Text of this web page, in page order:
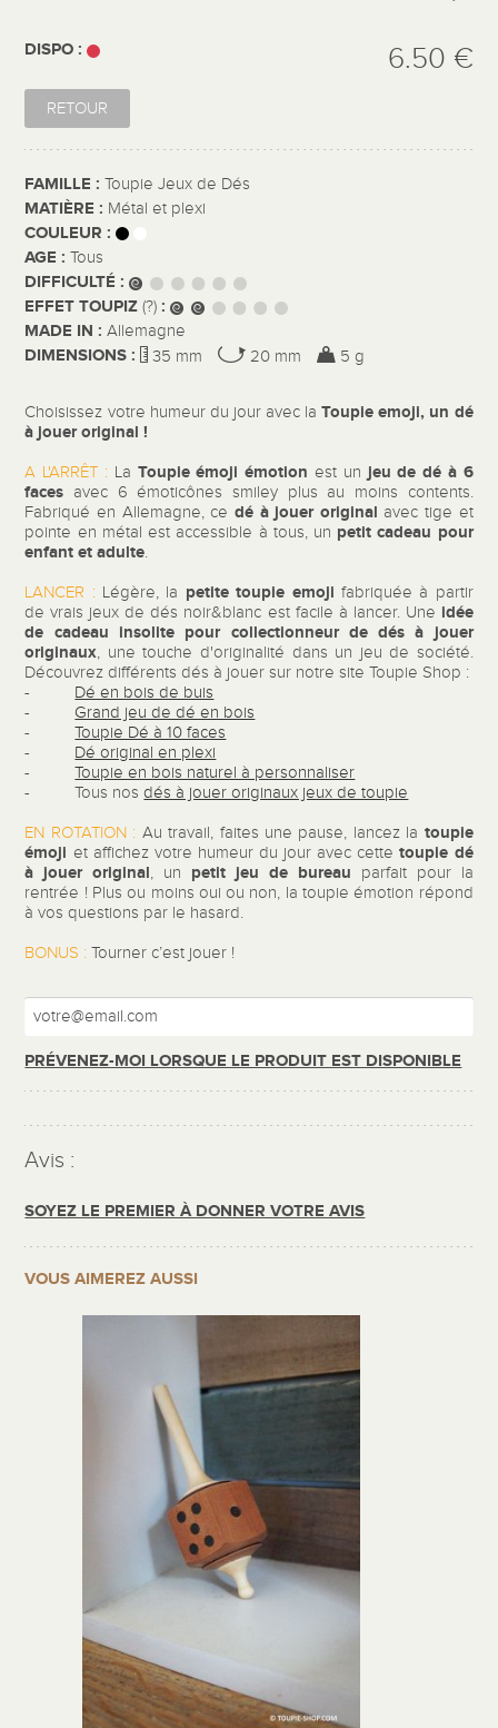
DISPO : 6.50 €
RETOUR
FAMILLE :Toupie Jeux de Dés
MATIÈRE : Métal et plexi
COULEUR :
AGE :Tous
DIFFICULTÉ :
EFFET TOUPIZ(?) :
MADE IN :Allemagne
DIMENSIONS : 35 mm 20 mm 5 g
Choisissez votre humeur du jour avec laToupie emoji, un dé
à jouer original !
A L'ARRÊT : La Toupie émoji émotion est un jeu de dé à 6
faces avec 6 émoticônes smiley plus au moins contents.
Fabriqué en Allemagne, ce dé à jouer original avec tige et
pointe en métal est accessible à tous, un petit cadeau pour
enfant et adulte.
LANCER : Légère, la petite toupie emoji fabriquée à partir
de vrais jeux de dés noir&blanc est facile à lancer. Une idée
de cadeau insolite pour collectionneur de dés à jouer
originaux, une touche d'originalité dans un jeu de société.
Découvrez différents dés à jouer sur notre site Toupie Shop :
- Dé en bois de buis
- Grand jeu de dé en bois
-Toupie Dé à 10 faces
- Dé original en plexi
-Toupie en bois naturel à personnaliser
- Tous nosdés à jouer originaux jeux de toupie
EN ROTATION : Au travail, faites une pause, lancez la toupie
émoji et affichez votre humeur du jour avec cettetoupie dé
à jouer original, un petit jeu de bureau parfait pour la
rentrée ! Plus ou moins oui ou non, la toupie émotion répond
à vos questions par le hasard.
BONUS :Tourner c’est jouer !
PRÉVENEZ-MOI LORSQUE LE PRODUIT EST DISPONIBLE
Avis :
SOYEZ LE PREMIER À DONNER VOTRE AVIS
VOUS AIMEREZ AUSSI